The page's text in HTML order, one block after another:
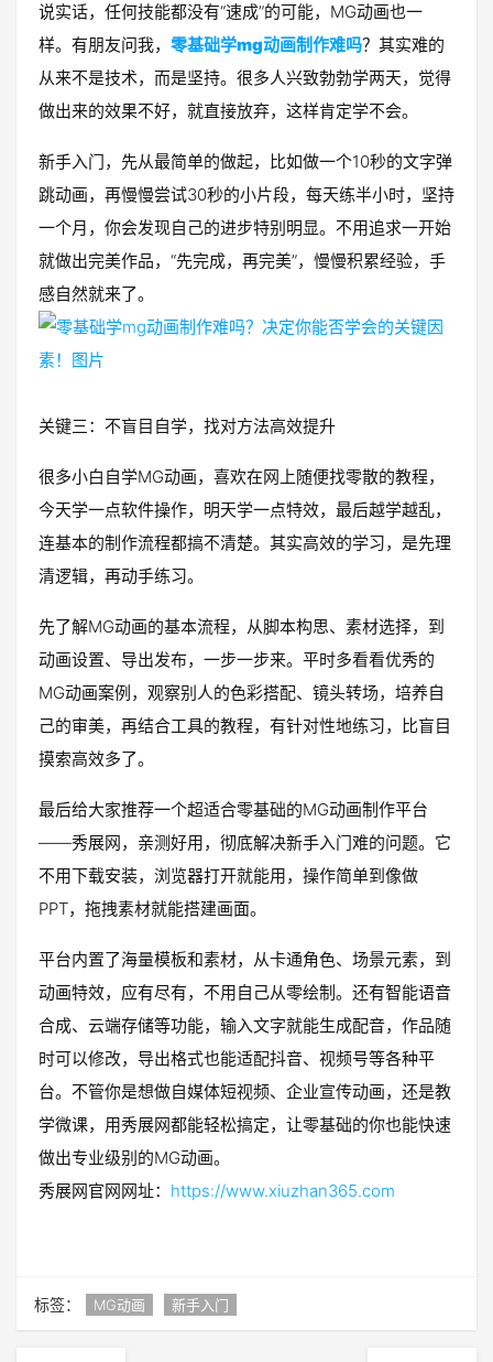
说实话，任何技能都没有“速成”的可能，MG动画也一
样。有朋友问我， 零基础学mg动画制作难吗？其实难的
从来不是技术，而是坚持。很多人兴致勃勃学两天，觉得
做出来的效果不好，就直接放弃，这样肯定学不会。
新手入门，先从最简单的做起，比如做一个10秒的文字弹
跳动画，再慢慢尝试30秒的小片段，每天练半小时，坚持
一个月，你会发现自己的进步特别明显。不用追求一开始
就做出完美作品，“先完成，再完美”，慢慢积累经验，手
感自然就来了。
关键三：不盲目自学，找对方法高效提升
很多小白自学MG动画，喜欢在网上随便找零散的教程，
今天学一点软件操作，明天学一点特效，最后越学越乱，
连基本的制作流程都搞不清楚。其实高效的学习，是先理
清逻辑，再动手练习。
先了解MG动画的基本流程，从脚本构思、素材选择，到
动画设置、导出发布，一步一步来。平时多看看优秀的
MG动画案例，观察别人的色彩搭配、镜头转场，培养自
己的审美，再结合工具的教程，有针对性地练习，比盲目
摸索高效多了。
最后给大家推荐一个超适合零基础的MG动画制作平台
——秀展网，亲测好用，彻底解决新手入门难的问题。它
不用下载安装，浏览器打开就能用，操作简单到像做
PPT，拖拽素材就能搭建画面。
平台内置了海量模板和素材，从卡通角色、场景元素，到
动画特效，应有尽有，不用自己从零绘制。还有智能语音
合成、云端存储等功能，输入文字就能生成配音，作品随
时可以修改，导出格式也能适配抖音、视频号等各种平
台。不管你是想做自媒体短视频、企业宣传动画，还是教
学微课，用秀展网都能轻松搞定，让零基础的你也能快速
做出专业级别的MG动画。
秀展网官网网址： https://www.xiuzhan365.com
标签： MG动画 新手入门